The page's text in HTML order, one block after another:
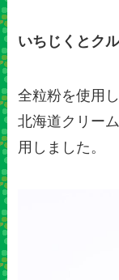
いちじくとク
全粒粉を使用
北海道クリー
用しました。